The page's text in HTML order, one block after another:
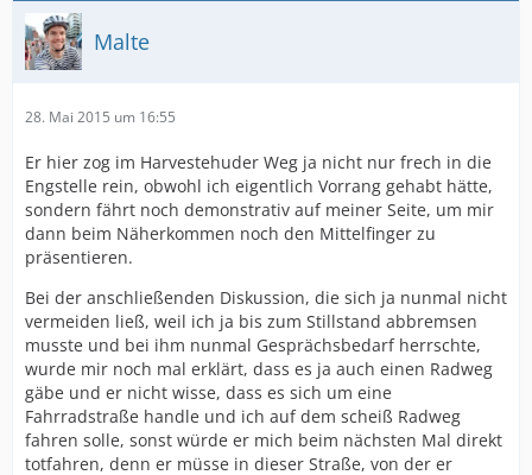
Malte
28. Mai 2015 um 16:55
Er hier zog im Harvestehuder Weg ja nicht nur frech in die
Engstelle rein, obwohl ich eigentlich Vorrang gehabt hätte,
sondern fährt noch demonstrativ auf meiner Seite, um mir
dann beim Näherkommen noch den Mittelfinger zu
präsentieren.
Bei der anschließenden Diskussion, die sich ja nunmal nicht
vermeiden ließ, weil ich ja bis zum Stillstand abbremsen
musste und bei ihm nunmal Gesprächsbedarf herrschte,
wurde mir noch mal erklärt, dass es ja auch einen Radweg
gäbe und er nicht wisse, dass es sich um eine
Fahrradstraße handle und ich auf dem scheiß Radweg
fahren solle, sonst würde er mich beim nächsten Mal direkt
totfahren, denn er müsse in dieser Straße, von der er